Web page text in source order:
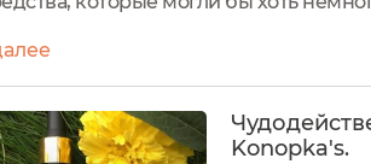
Konopka's.